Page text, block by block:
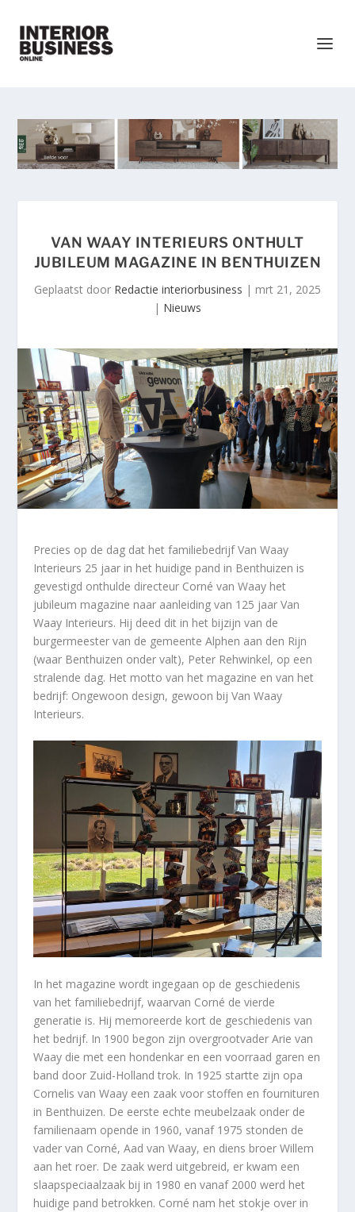
VAN WAAY INTERIEURS ONTHULT
JUBILEUM MAGAZINE IN BENTHUIZEN
Geplaatst door Redactie interiorbusiness | mrt 21, 2025
| Nieuws
Precies op de dag dat het familiebedrijf Van Waay
Interieurs 25 jaar in het huidige pand in Benthuizen is
gevestigd onthulde directeur Corné van Waay het
jubileum magazine naar aanleiding van 125 jaar Van
Waay Interieurs. Hij deed dit in het bijzijn van de
burgermeester van de gemeente Alphen aan den Rijn
(waar Benthuizen onder valt), Peter Rehwinkel, op een
stralende dag. Het motto van het magazine en van het
bedrijf: Ongewoon design, gewoon bij Van Waay
Interieurs.
In het magazine wordt ingegaan op de geschiedenis
van het familiebedrijf, waarvan Corné de vierde
generatie is. Hij memoreerde kort de geschiedenis van
het bedrijf. In 1900 begon zijn overgrootvader Arie van
Waay die met een hondenkar en een voorraad garen en
band door Zuid-Holland trok. In 1925 startte zijn opa
Cornelis van Waay een zaak voor stoffen en fournituren
in Benthuizen. De eerste echte meubelzaak onder de
familienaam opende in 1960, vanaf 1975 stonden de
vader van Corné, Aad van Waay, en diens broer Willem
aan het roer. De zaak werd uitgebreid, er kwam een
slaapspeciaalzaak bij in 1980 en vanaf 2000 werd het
huidige pand betrokken. Corné nam het stokje over in